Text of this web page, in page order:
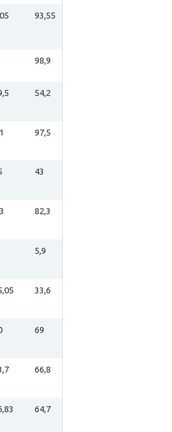
93,55
98,9
54,2
97,5
43
82,3
5,9
33,6
69
66,8
64,7